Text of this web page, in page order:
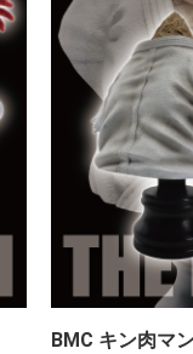
BMC キン肉マ